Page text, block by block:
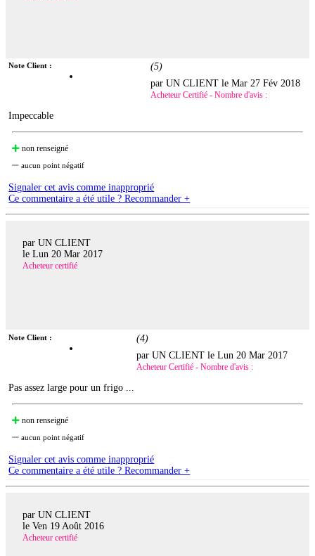
Note Client : (5)
par UN CLIENT leMar 27 Fév 2018
Acheteur Certifié - Nombre d'avis :
Impeccable
non renseigné
aucun point négatif
Signaler cet avis comme inapproprié
Ce commentaire a été utile ? Recommander +
par UN CLIENT
le Lun 20 Mar 2017
Acheteur certifié
Note Client : (4)
par UN CLIENT leLun 20 Mar 2017
Acheteur Certifié - Nombre d'avis :
Pas assez large pour un frigo ...
non renseigné
aucun point négatif
Signaler cet avis comme inapproprié
Ce commentaire a été utile ? Recommander +
par UN CLIENT
le Ven 19 Août 2016
Acheteur certifié